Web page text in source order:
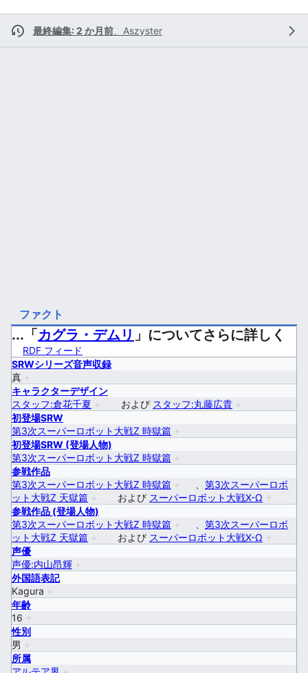
最終編集: 2 か月前 Aszyster
ファクト
...「カグラ・デムリ 」についてさらに詳しく
RDF フィード
SRWシリーズ音声収録
真 +
キャラクターデザイン
スタッフ:倉花千夏 + および スタッフ:丸藤広貴 +
初登場SRW
第3次スーパーロボット大戦Z 時獄篇 +
初登場SRW (登場人物)
第3次スーパーロボット大戦Z 時獄篇 +
参戦作品
第3次スーパーロボット大戦Z 時獄篇 +
第3次スーパーロボ
ット大戦Z 天獄篇 + および スーパーロボット大戦X-Ω +
参戦作品 (登場人物)
第3次スーパーロボット大戦Z 時獄篇 +
第3次スーパーロボ
ット大戦Z 天獄篇 + および スーパーロボット大戦X-Ω +
声優
声優:内山昂輝 +
外国語表記
Kagura +
年齢
16 +
性別
男 +
所属